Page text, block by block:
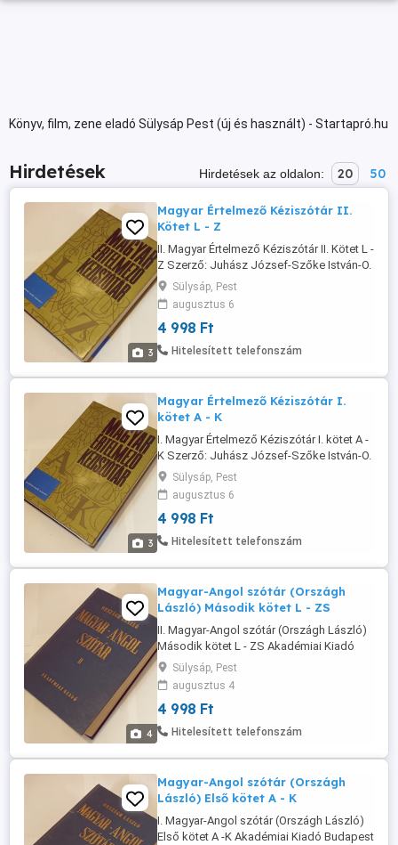
Könyv, film, zene eladó Sülysáp Pest (új és használt) - Startapró.hu
Hirdetések Hirdetések az oldalon: 20 50
3
Magyar Értelmező Kéziszótár II.
Kötet L - Z
II. Magyar Értelmező Kéziszótár II. Kötet L -
Z Szerző: Juhász József-Szőke István-O.
Nagy Gábor-Kovalovszky Miklós
Akadémiai Kiadó 1992. - Budapest - 1550
Oldal Kilencedik kiadás Kiadói
vászonkötés (sötétkék színű),
védőborítóval. Szép példány, új állapotú
Sülysáp, Pest
augusztus 6
4 998 Ft
Hitelesített telefonszám
3
Magyar Értelmező Kéziszótár I.
kötet A - K
I. Magyar Értelmező Kéziszótár I. kötet A -
K Szerző: Juhász József-Szőke István-O.
Nagy Gábor-Kovalovszky Miklós
Akadémiai Kiadó 1992. - Budapest - 1550
Oldal Kilencedik kiadás Kiadói
vászonkötés (sötétkék színű),
védőborítóval. Szép példány, új állapotú
05 ...
Sülysáp, Pest
augusztus 6
4 998 Ft
Hitelesített telefonszám
4
Magyar-Angol szótár (Országh
László) Második kötet L - ZS
II. Magyar-Angol szótár (Országh László)
Második kötet L - ZS Akadémiai Kiadó
Budapest - 1988 - Nyolcadik kiadás
Keménytáblás Kötés - Sötétkék színű -
960 oldal - összesen 2160 oldal ISBN 963
05 4800 3 I.-II. Kötet ISBN 963 05 4802 X II.
Kötet Méret: 24,5 x 17 x 5 cm 20-213-7510
Sülysáp, Pest
augusztus 4
4 998 Ft
Hitelesített telefonszám
Magyar-Angol szótár (Országh
László) Első kötet A - K
I. Magyar-Angol szótár (Országh László)
Első kötet A -K Akadémiai Kiadó Budapest